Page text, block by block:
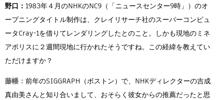
野口： 1983年４月のNHKのNC9（「ニュースセンター9時」）のオ
ープニングタイトル制作は、クレイリサーチ社のスーパーコンピュ
ータCray-1を借りてレンダリングしたとのこと。しかも現地のミネ
アポリスに２週間現地に行かれたそうですね。この経緯を教えてい
ただけますか？
藤幡： 前年のSIGGRAPH（ボストン）で、NHKディレクターの吉成
真由美さんと知り合いまして、おそらく彼女からの推薦だったと思